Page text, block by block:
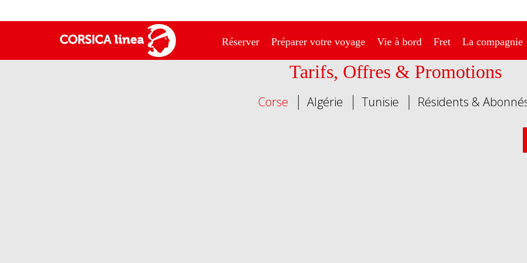
Réserver Préparer votre voyage Vie à bord Fret La compagnie
Tarifs, Offres & Promotions
Corse Algérie Tunisie Résidents &